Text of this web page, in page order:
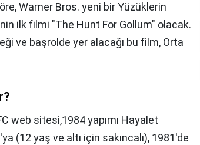
Warner Bros. yeni bir Yüzüklerin
ilk filmi "The Hunt For Gollum" olacak.
ve başrolde yer alacağı bu film, Orta
web sitesi,1984 yapımı Hayalet
'ya (12 yaş ve altı için sakıncalı), 1981'de